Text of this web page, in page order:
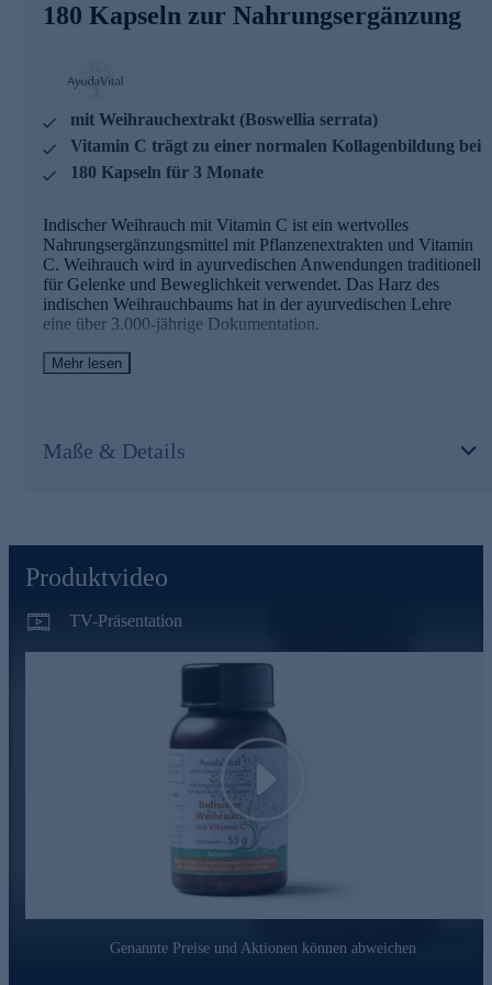
Vitamin C trägt zu einer normalen Kollagenbildung für
AyudaVital - einfach, pflanzlich, ayurvedisch
AyudaVital macht die Erfahrungen der ayurvedischen
Pflanzenlehre für den Alltag nutzbar. Dem Team von
AyudaVital ist es besonders wichtig, dass Sie genau wissen,
was Sie einnehmen. Deshalb folgt jedes Produkt dem
Hauptinhaltsstoff, ein ergänzender Mikronährstoff. Nicht
mehr. Was keinen Beitrag leistet, kommt nicht in die Kapsel.
Bestellen Sie gleich hier ganz bequem im Onlineshop.
180 Kapseln zur Nahrungsergänzung
mit Weihrauchextrakt (Boswellia serrata)
Vitamin C trägt zu einer normalen Kollagenbildung bei
180 Kapseln für 3 Monate
Indischer Weihrauch mit Vitamin C ist ein wertvolles
Nahrungsergänzungsmittel mit Pflanzenextrakten und Vitamin
C. Weihrauch wird in ayurvedischen Anwendungen traditionell
für Gelenke und Beweglichkeit verwendet. Das Harz des
indischen Weihrauchbaums hat in der ayurvedischen Lehre
eine über 3.000-jährige Dokumentation.
Indischer Weihrauch mit Vitamin C - Zutaten
Tagesdosis, standardisiert auf Boswelliasäuren
AyudaVital - einfach, pflanzlich, ayurvedisch
Pflanzenlehre für den Alltag nutzbar. Dem Team von
was Sie einnehmen. Deshalb folgt jedes Produkt dem Prinzip
ein ergänzender Mikronährstoff. Nicht mehr. Was keinen
Beitrag leistet, kommt nicht in die Kapsel.
Bestellen Sie gleich hier ganz bequem im Onlineshop.
Mehr lesen
Maße & Details
Produktvideo
TV-Präsentation
Play
Genannte Preise und Aktionen können abweichen